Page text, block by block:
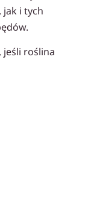
i tych
jeśli roślina